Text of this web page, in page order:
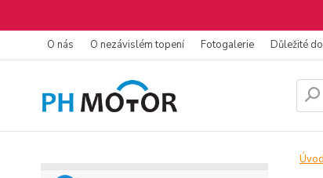
O nás O nezávislém topení Fotogalerie Důležité
Úvod